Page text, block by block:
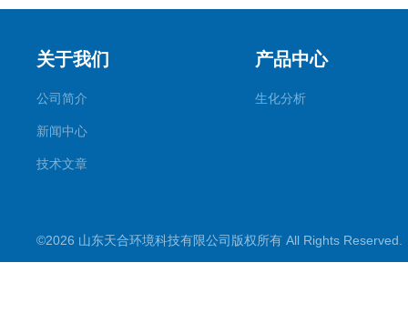
关于我们
公司简介
新闻中心
技术文章
产品中心
生化分析
©2026 山东天合环境科技有限公司版权所有 All Rights